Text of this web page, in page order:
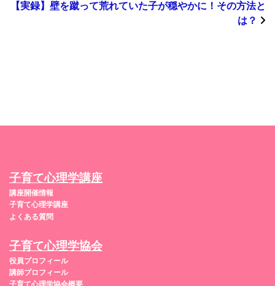
【実録】壁を蹴って荒れていた子が穏やかに！その方法と
は？
子育て心理学講座
講座開催情報
子育て心理学講座
よくある質問
子育て心理学協会
役員プロフィール
講師プロフィール